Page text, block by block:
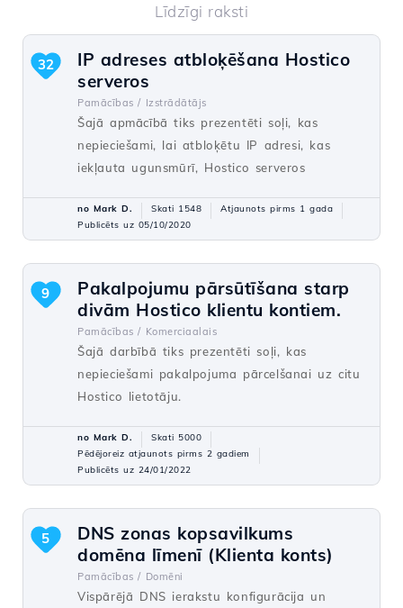
Līdzīgi raksti
IP adreses atbloķēšana Hostico
serveros
Pamācības / Izstrādātājs
Šajā apmācībā tiks prezentēti soļi, kas
nepieciešami, lai atbloķētu IP adresi, kas
iekļauta ugunsmūrī, Hostico serveros
32
no Mark D. Skati 1548
Atjaunots pirms 1 gada
Publicēts uz 05/10/2020
Pakalpojumu pārsūtīšana starp
divām Hostico klientu kontiem.
Pamācības / Komerciaalais
Šajā darbībā tiks prezentēti soļi, kas
nepieciešami pakalpojuma pārcelšanai uz citu
Hostico lietotāju.
9
no Mark D.
Skati 5000
Pēdējoreiz atjaunots pirms 2 gadiem
Publicēts uz 24/01/2022
DNS zonas kopsavilkums
domēna līmenī (Klienta konts)
Pamācības / Domēni
Vispārējā DNS ierakstu konfigurācija un
5